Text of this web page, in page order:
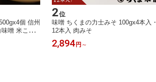
個 信州
噌 米こう
】
2位
味噌 ちくまの力士みそ 100gx4本入・
12本入 肉みそ
2,894 円 ～